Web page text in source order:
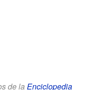
de la Enciclopedia